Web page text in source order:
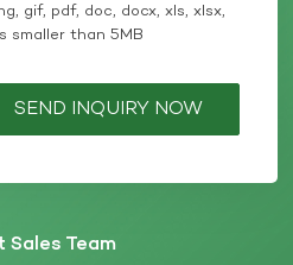
gif, pdf, doc, docx, xls, xlsx,
smaller than 5MB
SEND INQUIRY NOW
Sales Team